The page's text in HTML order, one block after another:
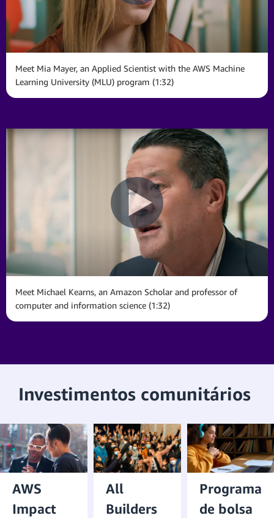
Meet Mia Mayer, an Applied Scientist with the AWS Machine
Learning University (MLU) program (1:32)
Meet Michael Kearns, an Amazon Scholar and professor of
computer and information science (1:32)
Investimentos comunitários
AWS
Impact
All
Builders
Programa
de bolsa